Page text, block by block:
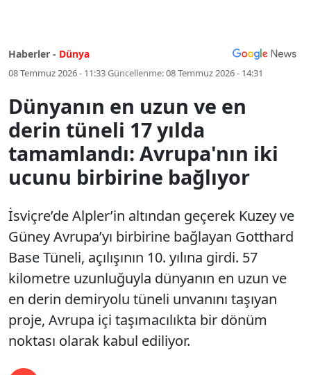
Haberler - Dünya
08 Temmuz 2026 - 11:33Güncellenme:08 Temmuz 2026 - 14:31
Dünyanın en uzun ve en
derin tüneli 17 yılda
tamamlandı: Avrupa'nın iki
ucunu birbirine bağlıyor
İsviçre’de Alpler’in altından geçerek Kuzey ve
Güney Avrupa’yı birbirine bağlayan Gotthard
Base Tüneli, açılışının 10. yılına girdi. 57
kilometre uzunluğuyla dünyanın en uzun ve
en derin demiryolu tüneli unvanını taşıyan
proje, Avrupa içi taşımacılıkta bir dönüm
noktası olarak kabul ediliyor.